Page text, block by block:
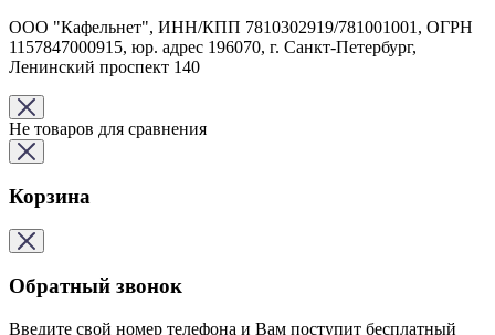
ООО "Кафельнет", ИНН/КПП 7810302919/781001001, ОГРН
1157847000915, юр. адрес 196070, г. Санкт-Петербург,
Ленинский проспект 140
Не товаров для сравнения
Корзина
Обратный звонок
Введите свой номер телефона и Вам поступит бесплатный